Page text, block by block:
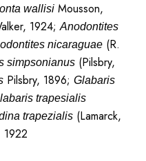
wallisiMousson,
1924;Anodontites
nicaraguae(R.
simpsonianus(Pilsbry,
Pilsbry, 1896; Glabaris
trapesialis
trapezialis(Lamarck,